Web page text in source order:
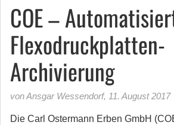
COE –
Flexodruckplatten-
Archivierung
von Ansgar Wessendorf, 11. August 2017
Die Carl Ostermann Erben GmbH